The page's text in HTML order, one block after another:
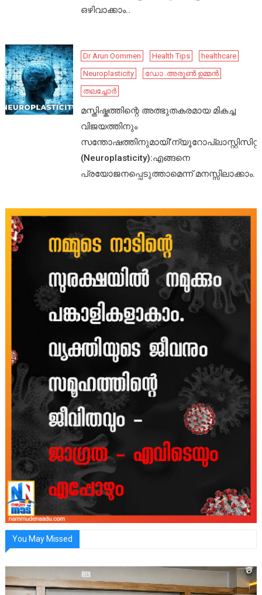
ഒഴിവാക്കാം..
Dr Arun Oommen Health Tips
healthcare
Neuroplasticity
ഡോ .അരുൺ ഉമ്മൻ
തലച്ചോർ
മസ്തിഷ്കത്തിന്റെ അത്ഭുതകരമായ മികച്ച
വിജയത്തിനും
സന്തോഷത്തിനുമായി’ന്യൂറോപ്ലാസ്റ്റിസിറ്റി’
(Neuroplasticity):എങ്ങനെ
പ്രയോജനപ്പെടുത്താമെന്ന് മനസ്സിലാക്കാം.
You May Missed